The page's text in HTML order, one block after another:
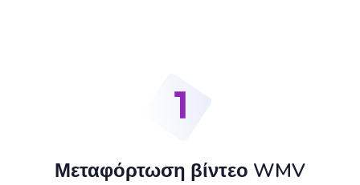
Μεταφόρτωση βίντεο WMV